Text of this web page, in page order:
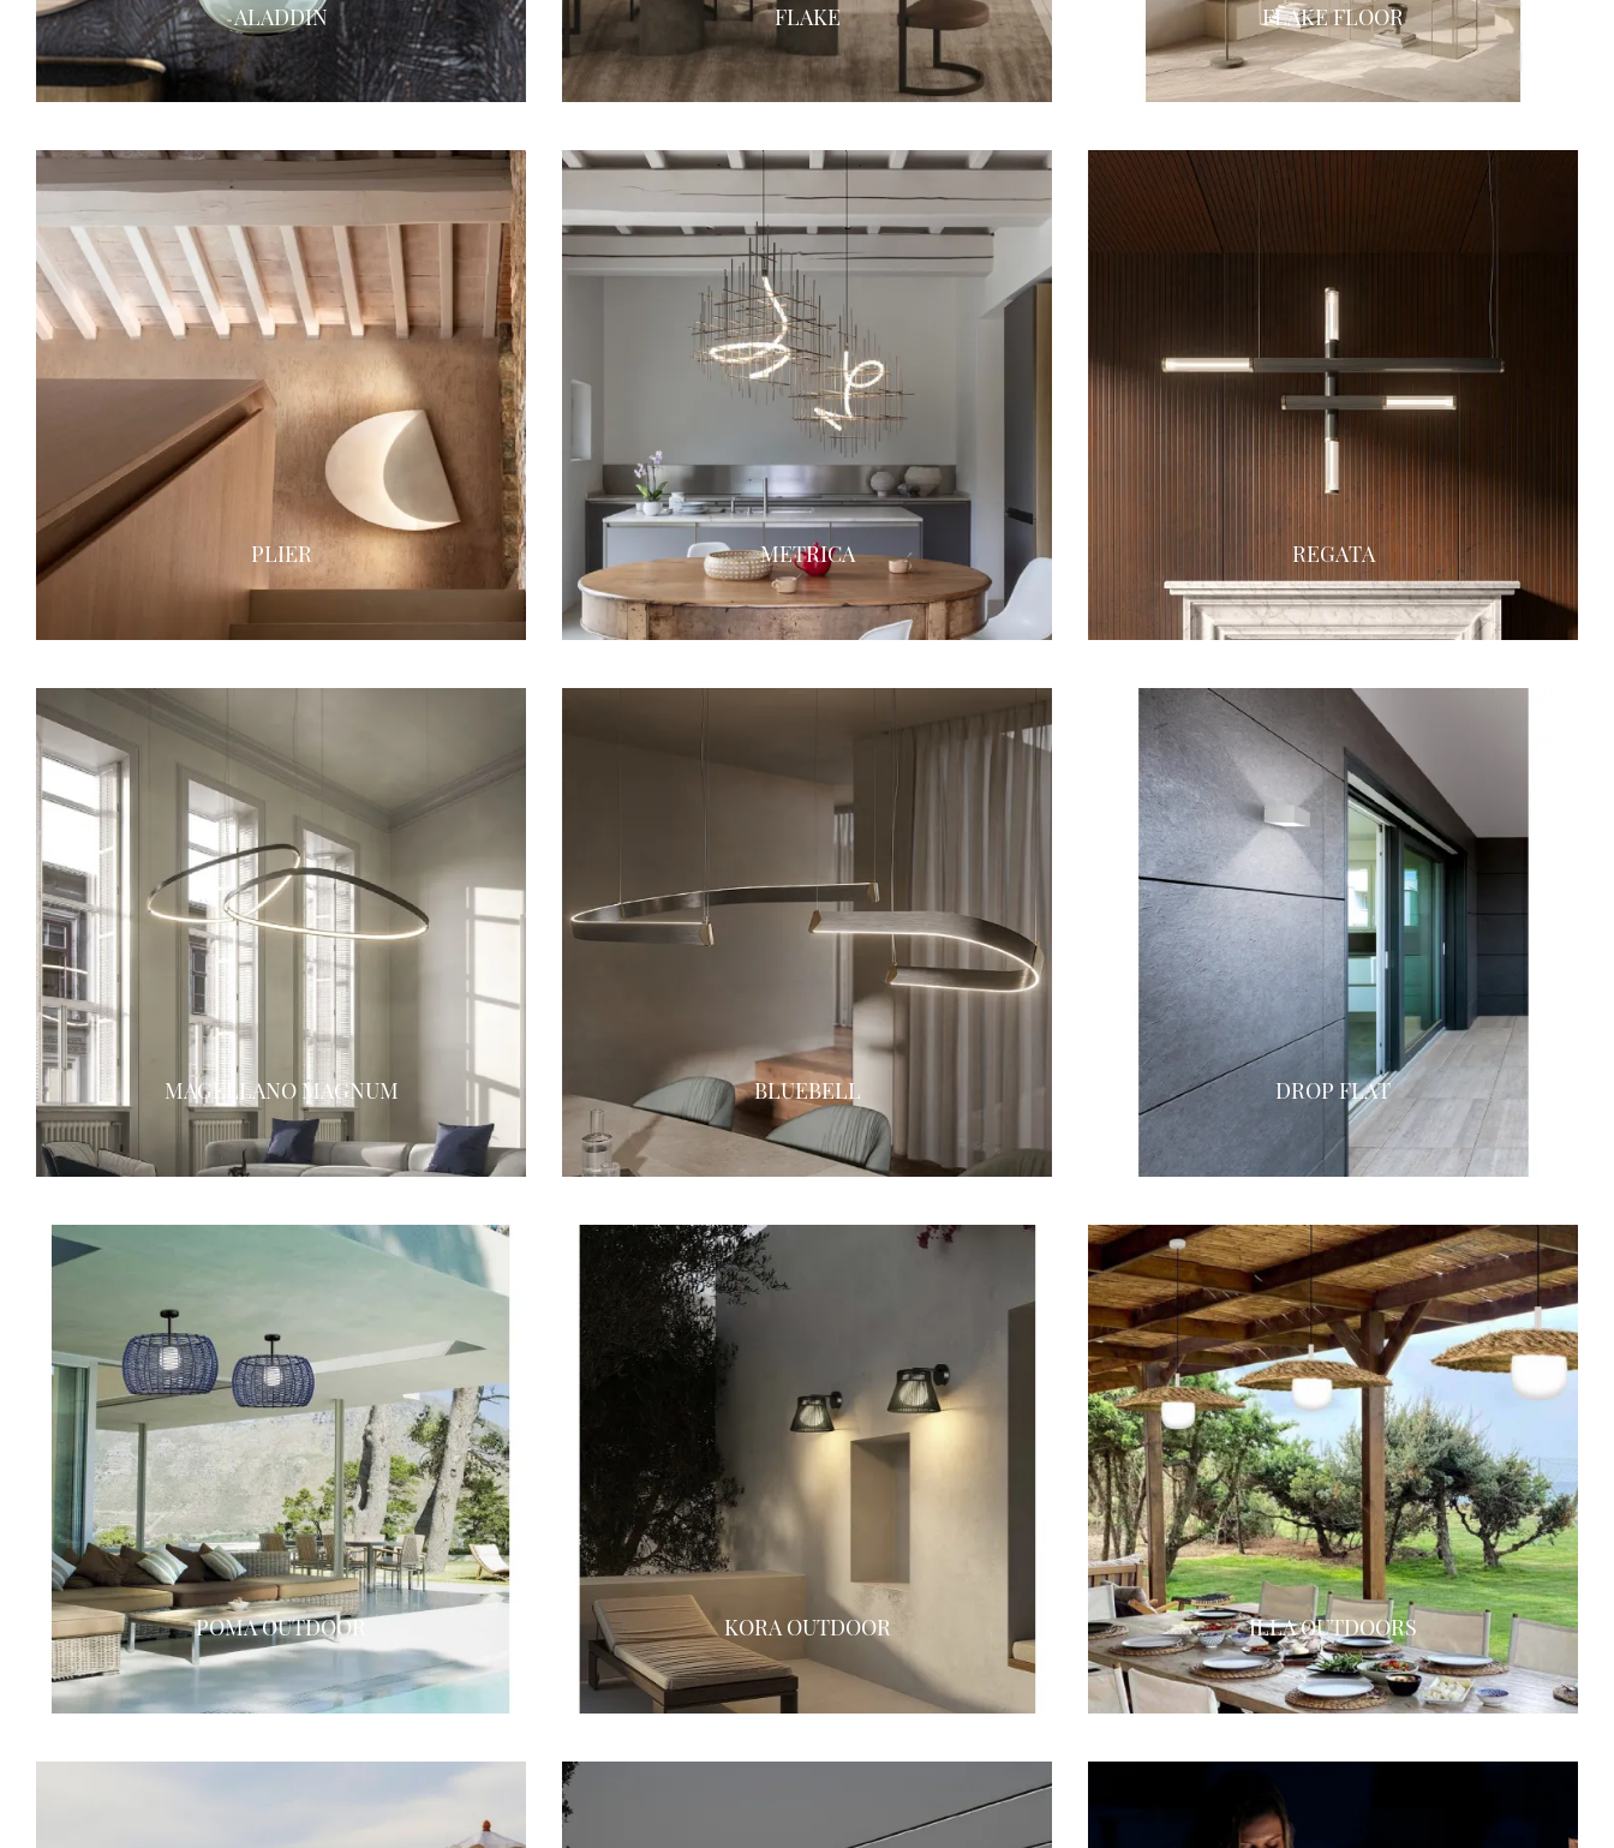
ALADDIN FLAKE FLAKE FLOOR
PLIER METRICA REGATA
MAGELLANO MAGNUM BLUEBELL DROP FLAT
POMA OUTDOOR KORA OUTDOOR ILLA OUTDOORS